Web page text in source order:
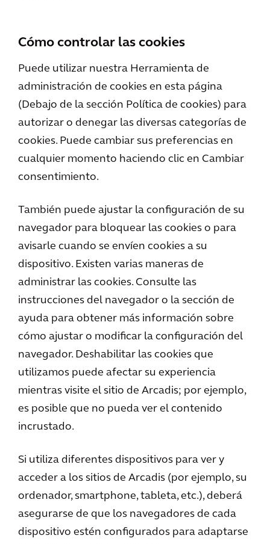
Cómo controlar las cookies
Puede utilizar nuestra Herramienta de
administración de cookies en esta página
(Debajo de la sección Política de cookies) para
autorizar o denegar las diversas categorías de
cookies. Puede cambiar sus preferencias en
cualquier momento haciendo clic en Cambiar
consentimiento.
También puede ajustar la configuración de su
navegador para bloquear las cookies o para
avisarle cuando se envíen cookies a su
dispositivo. Existen varias maneras de
administrar las cookies. Consulte las
instrucciones del navegador o la sección de
ayuda para obtener más información sobre
cómo ajustar o modificar la configuración del
navegador. Deshabilitar las cookies que
utilizamos puede afectar su experiencia
mientras visite el sitio de Arcadis; por ejemplo,
es posible que no pueda ver el contenido
incrustado.
Si utiliza diferentes dispositivos para ver y
acceder a los sitios de Arcadis (por ejemplo, su
ordenador, smartphone, tableta, etc.), deberá
asegurarse de que los navegadores de cada
dispositivo estén configurados para adaptarse